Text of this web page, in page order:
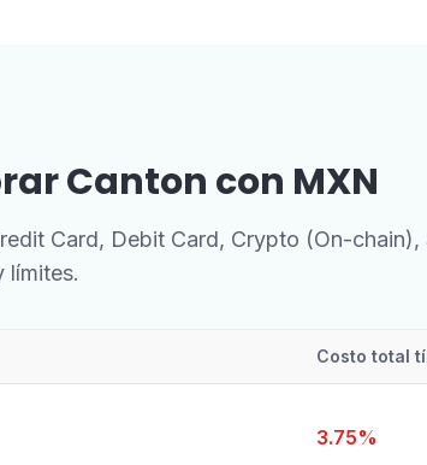
Canton con MXN
Card, Debit Card, Crypto (On-
límites.
Costo total
3.75%